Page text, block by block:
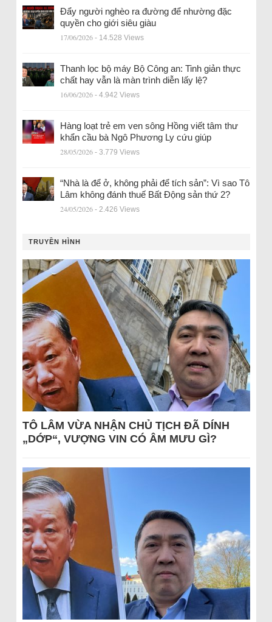
Đẩy người nghèo ra đường để nhường đặc
quyền cho giới siêu giàu
17/06/2026 - 14.528 Views
Thanh lọc bộ máy Bộ Công an: Tinh giản thực
chất hay vẫn là màn trình diễn lấy lệ?
16/06/2026 - 4.942 Views
Hàng loạt trẻ em ven sông Hồng viết tâm thư
khẩn cầu bà Ngô Phương Ly cứu giúp
28/05/2026 - 3.779 Views
“Nhà là để ở, không phải để tích sản”: Vì sao Tô
Lâm không đánh thuế Bất Động sản thứ 2?
24/05/2026 - 2.426 Views
TRUYỀN HÌNH
TÔ LÂM VỪA NHẬN CHỦ TỊCH ĐÃ DÍNH
„DỚP“, VƯỢNG VIN CÓ ÂM MƯU GÌ?